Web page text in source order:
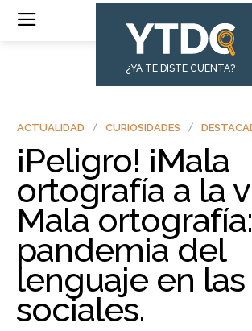
¿YA TE DISTE CUENTA?
ACTUALIDAD CURIOSIDADES
¡Peligro! ¡Mala
ortografía a la
Mala
pandemia del
lenguaje en
sociales.